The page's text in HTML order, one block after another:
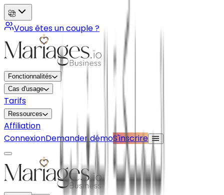
Vous êtes un couple ?
Fonctionnalités
Cas d'usage
Tarifs
Ressources
Affiliation
ConnexionDemander démoS'inscrire